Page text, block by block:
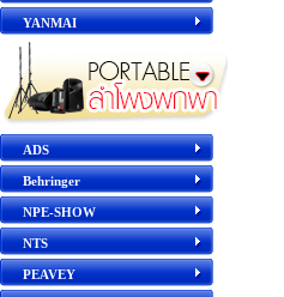
YANMAI
ADS
Behringer
NPE-SHOW
NTS
PEAVEY